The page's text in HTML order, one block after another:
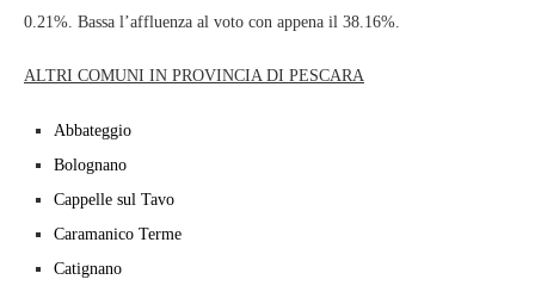
0.21%. Bassa l’affluenza al voto con appena il 38.16%.
ALTRI COMUNI IN PROVINCIA DI PESCARA
Abbateggio
Bolognano
Cappelle sul Tavo
Caramanico Terme
Catignano